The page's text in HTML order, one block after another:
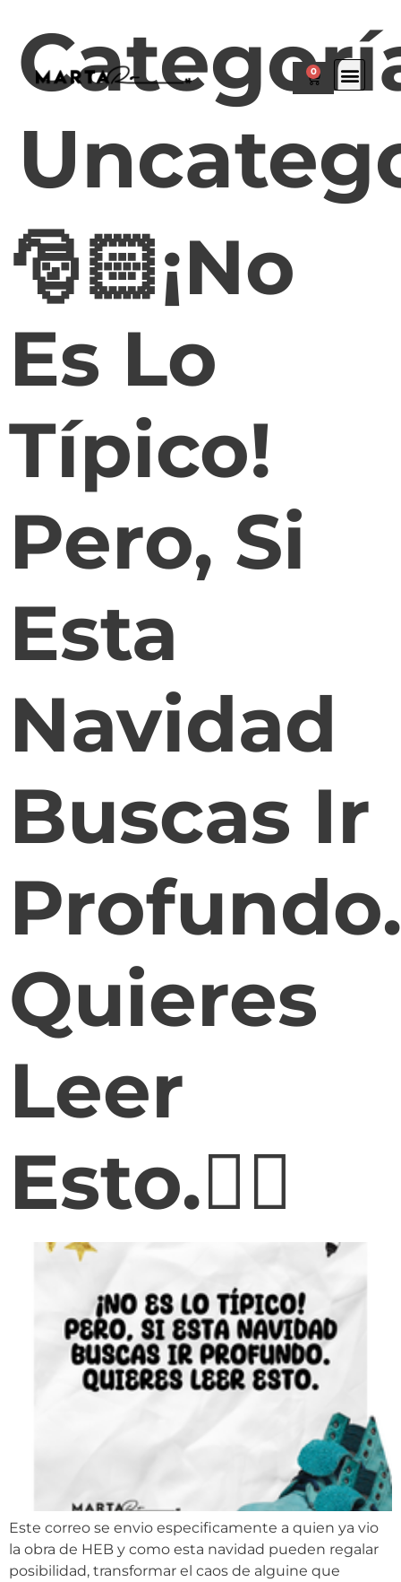
0
🎅🏻¡No
Es Lo
Típico!
Pero, Si
Esta
Navidad
Buscas Ir
Profundo.
Quieres
Leer
Esto.👇🏻
Este correo se envio especificamente a quien ya vio
la obra de HEB y como esta navidad pueden regalar
posibilidad, transformar el caos de alguine que